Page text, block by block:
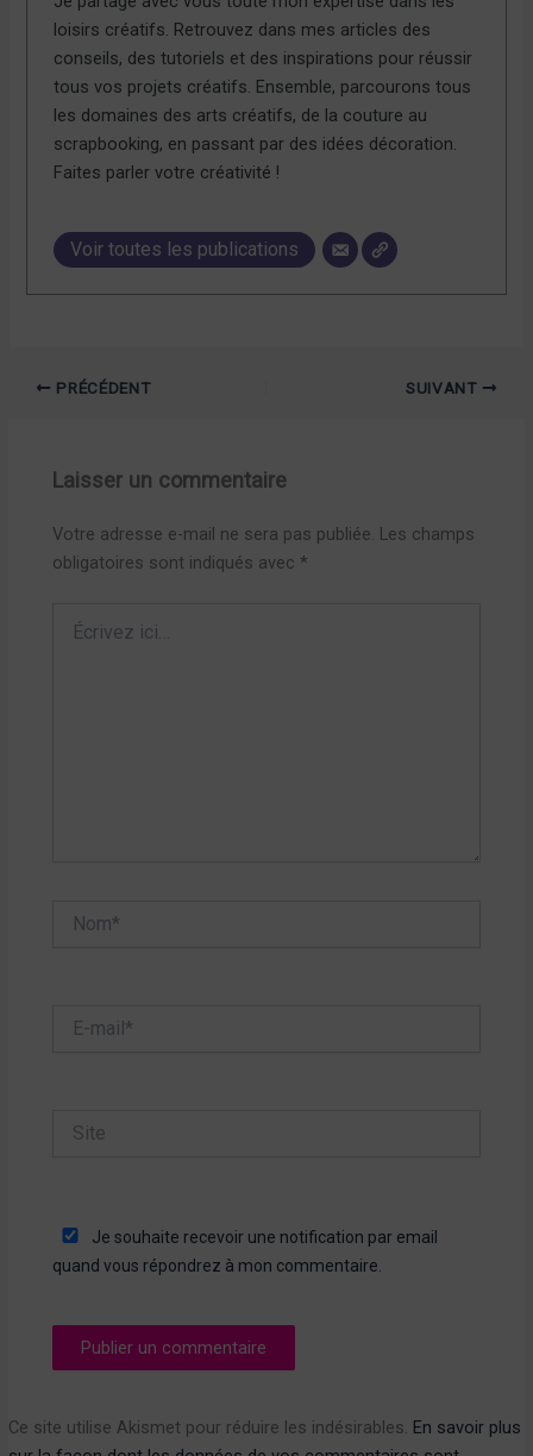
loisirs créatifs. Retrouvez dans mes articles des
conseils, des tutoriels et des inspirations pour réussir
tous vos projets créatifs. Ensemble, parcourons tous
les domaines des arts créatifs, de la couture au
scrapbooking, en passant par des idées décoration.
Faites parler votre créativité !
Voir toutes les publications
PRÉCÉDENT SUIVANT
Laisser un commentaire
Votre adresse e-mail ne sera pas publiée. Les champs
obligatoires sont indiqués avec *
ici…
mail*
Je souhaite recevoir une notification par email
quand vous répondrez à mon commentaire.
Ce site utilise Akismet pour réduire les indésirables. En savoir plus